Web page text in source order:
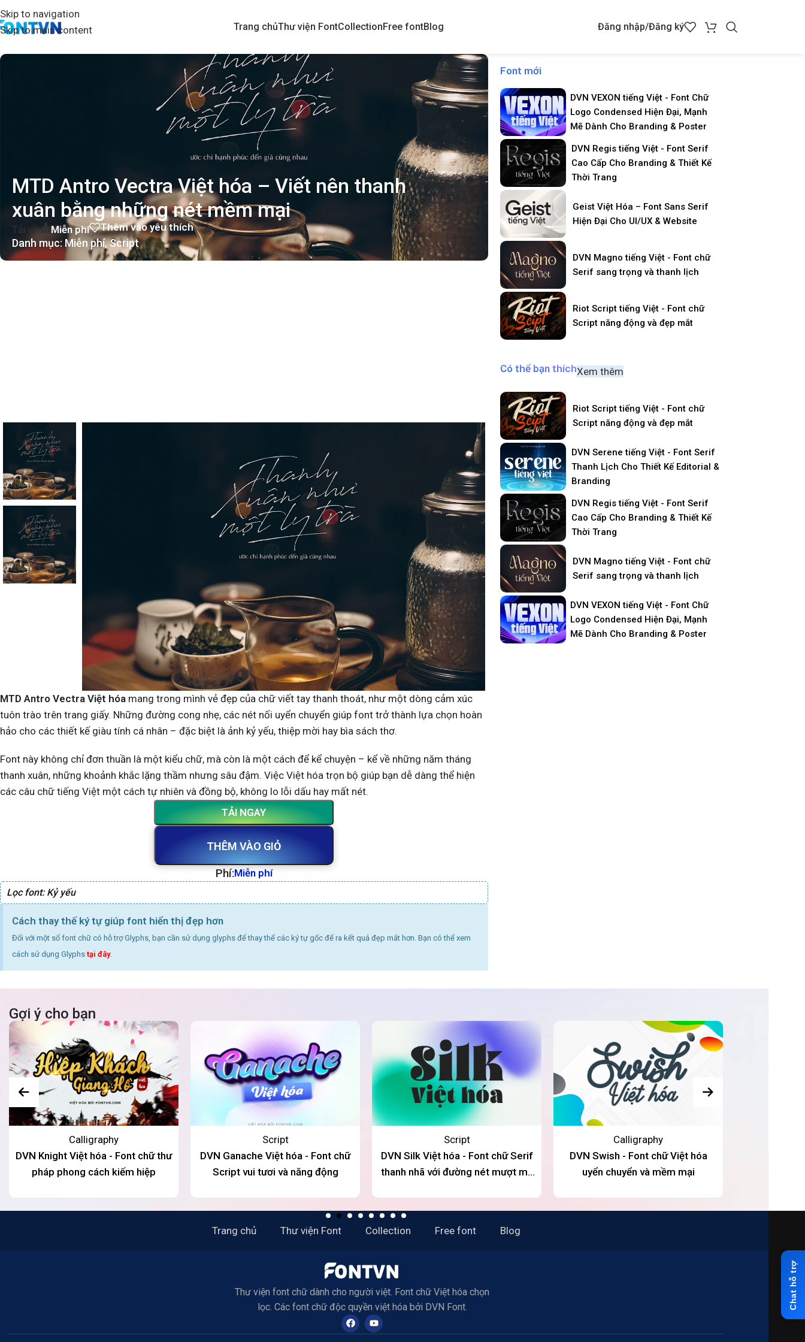
Skip to navigation
Skip to main content
Trang chủThư viện FontCollectionFree fontBlog Đăng nhập/Đăng ký
MTD Antro Vectra Việt hóa – Viết nên thanh
xuân bằng những nét mềm mại
Tải về Miễn phí Thêm vào yêu thích
Danh mục:Miễn phí,Script
MTD Antro Vectra Việt hóa mang trong mình vẻ đẹp của chữ viết tay thanh thoát, như một dòng cảm xúc
tuôn trào trên trang giấy. Những đường cong nhẹ, các nét nối uyển chuyển giúp font trở thành lựa chọn hoàn
hảo cho các thiết kế giàu tính cá nhân – đặc biệt là ảnh kỷ yếu, thiệp mời hay bìa sách thơ.
Font này không chỉ đơn thuần là một kiểu chữ, mà còn là một cách để kể chuyện – kể về những năm tháng
thanh xuân, những khoảnh khắc lặng thầm nhưng sâu đậm. Việc Việt hóa trọn bộ giúp bạn dễ dàng thể hiện
các câu chữ tiếng Việt một cách tự nhiên và đồng bộ, không lo lỗi dấu hay mất nét.
THÊM VÀO GIỎ
TẢI NGAY
Phí:Miễn phí
Lọc font: Kỷ yếu
Cách thay thế ký tự giúp font hiển thị đẹp hơn
Đối với một số font chữ có hỗ trợ Glyphs, bạn cần sử dụng glyphs để thay thể các ký tự gốc để ra kết quả đẹp mắt hơn. Bạn có thể xem
cách sử dụng Glyphs tại đây.
Font mới
DVN VEXON tiếng Việt - Font Chữ
Logo Condensed Hiện Đại, Mạnh
Mẽ Dành Cho Branding & Poster
DVN Regis tiếng Việt - Font Serif
Cao Cấp Cho Branding & Thiết Kế
Thời Trang
Geist Việt Hóa – Font Sans Serif
Hiện Đại Cho UI/UX & Website
DVN Magno tiếng Việt - Font chữ
Serif sang trọng và thanh lịch
Riot Script tiếng Việt - Font chữ
Script năng động và đẹp mắt
Có thể bạn thíchXem thêm
Riot Script tiếng Việt - Font chữ
Script năng động và đẹp mắt
DVN Serene tiếng Việt - Font Serif
Thanh Lịch Cho Thiết Kế Editorial &
Branding
DVN Regis tiếng Việt - Font Serif
Cao Cấp Cho Branding & Thiết Kế
Thời Trang
DVN Magno tiếng Việt - Font chữ
Serif sang trọng và thanh lịch
DVN VEXON tiếng Việt - Font Chữ
Logo Condensed Hiện Đại, Mạnh
Mẽ Dành Cho Branding & Poster
Gợi ý cho bạn
Calligraphy
DVN Knight Việt hóa - Font chữ thư
pháp phong cách kiếm hiệp
Script
DVN Ganache Việt hóa - Font chữ
Script vui tươi và năng động
Script
DVN Silk Việt hóa - Font chữ Serif
thanh nhã với đường nét mượt mà
Calligraphy
DVN Swish - Font chữ Việt hóa
uyển chuyển và mềm mại
Trang chủ Thư viện Font Collection Free font Blog
Thư viện font chữ dành cho người việt. Font chữ Việt hóa chọn
lọc. Các font chữ độc quyền việt hóa bởi DVN Font.